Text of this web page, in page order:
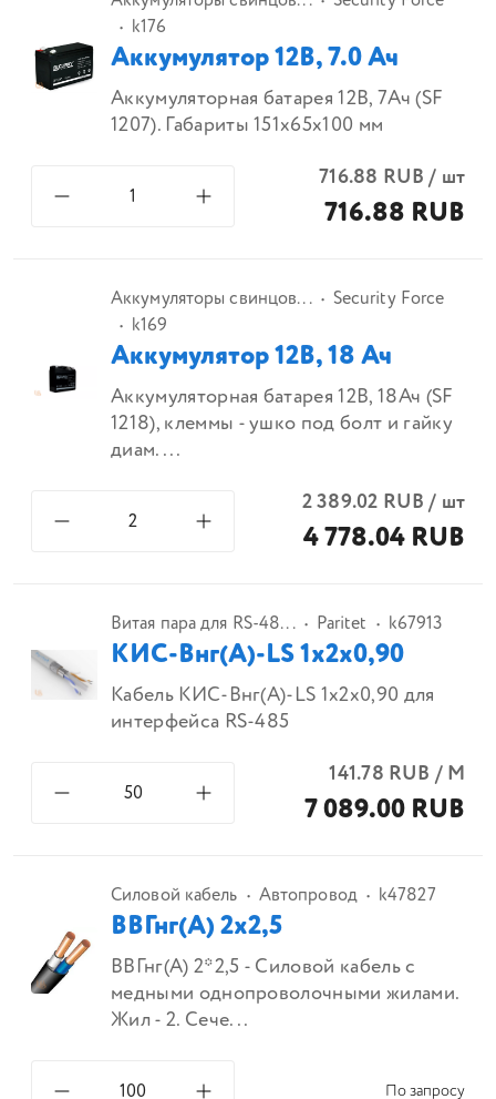
k176
Аккумулятор 12В, 7.0 Ач
Аккумуляторная батарея 12В, 7Ач (SF
1207). Габариты 151x65x100 мм
716.88 RUB / шт
716.88 RUB
Аккумуляторы свинцов...
Security Force
k169
Аккумулятор 12В, 18 Ач
Аккумуляторная батарея 12В, 18Ач (SF
1218), клеммы - ушко под болт и гайку
диам....
2 389.02 RUB / шт
4 778.04 RUB
Витая пара для RS-48... Paritet k67913
КИС-Внг(А)-LS 1х2х0,90
Кабель КИС-Внг(А)-LS 1х2х0,90 для
интерфейса RS-485
141.78 RUB / М
7 089.00 RUB
Силовой кабель Автопровод k47827
ВВГнг(А) 2х2,5
ВВГнг(А) 2*2,5 - Силовой кабель с
медными однопроволочными жилами.
Жил - 2. Сече...
По запросу